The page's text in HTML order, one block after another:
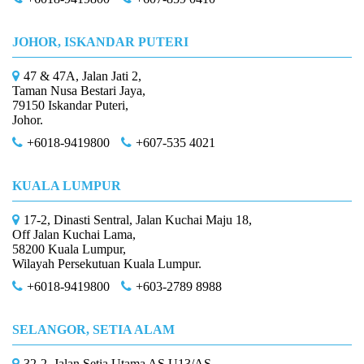
JOHOR, ISKANDAR PUTERI
47 & 47A, Jalan Jati 2,
Taman Nusa Bestari Jaya,
79150 Iskandar Puteri,
Johor.
+6018-9419800
+607-535 4021
KUALA LUMPUR
17-2, Dinasti Sentral, Jalan Kuchai Maju 18,
Off Jalan Kuchai Lama,
58200 Kuala Lumpur,
Wilayah Persekutuan Kuala Lumpur.
+6018-9419800
+603-2789 8988
SELANGOR, SETIA ALAM